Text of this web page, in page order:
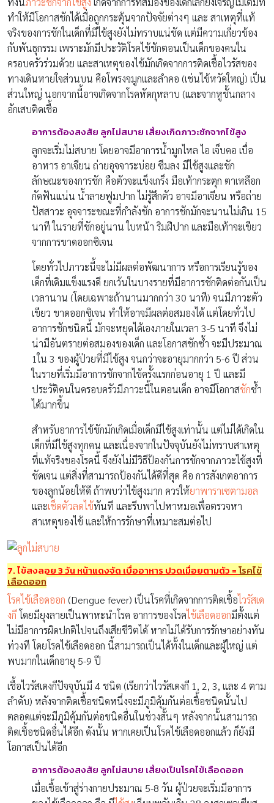
ทำให้มีโอกาสชักได้เมื่อถูกกระตุ้นจากปัจจัยต่างๆ และ สาเหตุที่แท้
จริงของการชักในเด็กที่มีไข้สูงยังไม่ทราบแน่ชัด แต่มีความเกี่ยวข้อง
กับพันธุกรรม เพราะมักมีประวัติโรคไข้ชักตอนเป็นเด็กของคนใน
ครอบครัวร่วมด้วย และสาเหตุของไข้มักเกิดจากการติดเชื้อไวรัสของ
ทางเดินหายใจส่วนบน คือโพรงจมูกและลำคอ (เช่นไข้หวัดใหญ่) เป็น
ส่วนใหญ่ นอกจากนี้อาจเกิดจากโรคหัดกุหลาบ (และจากหูชั้นกลาง
อักเสบติดเชื้อ
อาการต้องสงสัย ลูกไม่สบาย เสี่ยงเกิดภาวะชักจากไข้สูง
ลูกจะเริ่มไม่สบาย โดยอาจมีอาการน้ำมูกไหล ไอ เจ็บคอ เบื่อ
อาหาร อาเจียน ถ่ายอุจจาระบ่อย ซึมลง มีไข้สูงและชัก
ลักษณะของการชัก คือตัวจะแข็งเกร็ง มือเท้ากระตุก ตาเหลือก
กัดฟันแน่น น้ำลายฟูมปาก ไม่รู้สึกตัว อาจมีอาเจียน หรือถ่าย
ปัสสาวะ อุจจาระขณะที่กำลังชัก อาการชักมักจะนานไม่เกิน 15
นาที ในรายที่ชักอยู่นาน ใบหน้า ริมฝีปาก และมือเท้าจะเขียว
จากการขาดออกซิเจน
โดยทั่วไปภาวะนี้จะไม่มีผลต่อพัฒนาการ หรือการเรียนรู้ของ
เด็กที่เดิมแข็งแรงดี ยกเว้นในบางรายที่มีอาการชักติดต่อกันเป็น
เวลานาน (โดยเฉพาะถ้านานมากกว่า 30 นาที) จนมีภาวะตัว
เขียว ขาดออกซิเจน ทำให้อาจมีผลต่อสมองได้ แต่โดยทั่วไป
อาการชักชนิดนี้ มักจะหยุดได้เองภายในเวลา 3-5 นาที จึงไม่
น่ามีอันตรายต่อสมองของเด็ก และโอกาสชักซ้ำ จะมีประมาณ
1ใน 3 ของผู้ป่วยที่มีไข้สูง จนกว่าจะอายุมากกว่า 5-6 ปี ส่วน
ในรายที่เริ่มมีอาการชักจากไข้ครั้งแรกก่อนอายุ 1 ปี และมี
ประวัติคนในครอบครัวมีภาวะนี้ในตอนเด็ก อาจมีโอกาสชักซ้ำ
ได้มากขึ้น
สำหรับอาการไข้ชักมักเกิดเมื่อเด็กมีไข้สูงเท่านั้น แต่ไม่ได้เกิดใน
เด็กที่มีไข้สูงทุกคน และเนื่องจากในปัจจุบันยังไม่ทราบสาเหตุ
ที่แท้จริงของโรคนี้ จึงยังไม่มีวิธีป้องกันการชักจากภาวะไข้สูงที่
ชัดเจน แต่สิ่งที่สามารถป้องกันได้ดีที่สุด คือ การสังเกตอาการ
ของลูกน้อยให้ดี ถ้าพบว่าไข้สูงมาก ควรให้ยาพาราเซตามอล
และเช็ดตัวลดไข้ทันที และรีบพาไปหาหมอเพื่อตรวจหา
สาเหตุของไข้ และให้การรักษาที่เหมาะสมต่อไป
7. ไข้สูงลอย3วัน หน้าแดงจัด เบื่ออาหาร ปวดเมื่อยตามตัว =โรคไข้
เลือดออก
โรคไข้เลือดออก (Dengue fever) เป็นโรคที่เกิดจากการติดเชื้อไวรัสเด
งกี โดยมียุงลายเป็นพาหะนำโรค อาการของโรคไข้เลือดออกมีตั้งแต่
ไม่มีอาการผิดปกติไปจนถึงเสียชีวิตได้ หากไม่ได้รับการรักษาอย่างทัน
ท่วงที โดยโรคไข้เลือดออก นี้สามารถเป็นได้ทั้งในเด็กและผู้ใหญ่ แต่
พบมากในเด็กอายุ 5-9 ปี
เชื้อไวรัสเดงกีปัจจุบันมี 4 ชนิด (เรียกว่าไวรัสเดงกี 1, 2, 3, และ 4 ตาม
ลำดับ) หลังจากติดเชื้อชนิดหนึ่งจะมีภูมิคุ้มกันต่อเชื้อชนิดนั้นไป
ตลอดแต่จะมีภูมิคุ้มกันต่อชนิดอื่นในช่วงสั้นๆ หลังจากนั้นสามารถ
ติดเชื้อชนิดอื่นได้อีก ดังนั้น หากเคยเป็นโรคไข้เลือดออกแล้ว ก็ยังมี
โอกาสเป็นได้อีก
อาการต้องสงสัย ลูกไม่สบาย เสี่ยงเป็นโรคไข้เลือดออก
เมื่อเชื้อเข้าสู่ร่างกายประมาณ 5-8 วัน ผู้ป่วยจะเริ่มมีอาการ